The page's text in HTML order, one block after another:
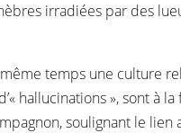
irradiées par des
temps une culture
hallucinations », sont à
soulignant le